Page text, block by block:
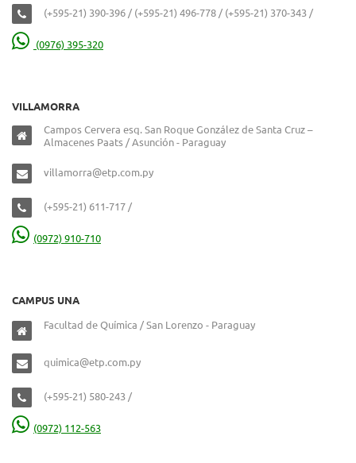
(+595-21) 390-396 / (+595-21) 496-778 / (+595-21) 370-343 /
(0976) 395-320
VILLAMORRA
Campos Cervera esq. San Roque González de Santa Cruz –
Almacenes Paats / Asunción - Paraguay
villamorra@etp.com.py
(+595-21) 611-717 /
(0972) 910-710
CAMPUS UNA
Facultad de Química / San Lorenzo - Paraguay
quimica@etp.com.py
(+595-21) 580-243 /
(0972) 112-563